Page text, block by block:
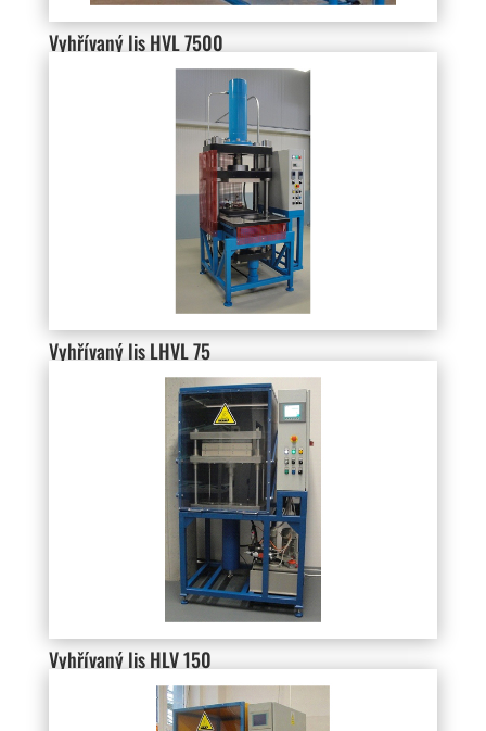
Vyhřívaný lis HVL 7500
Vyhřívaný lis LHVL 75
Vyhřívaný lis HLV 150